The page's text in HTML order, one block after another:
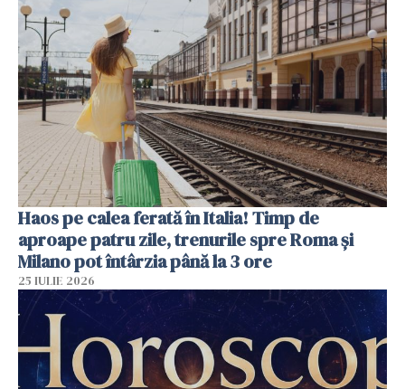
Haos pe calea ferată în Italia! Timp de
aproape patru zile, trenurile spre Roma și
Milano pot întârzia până la 3 ore
25 IULIE 2026